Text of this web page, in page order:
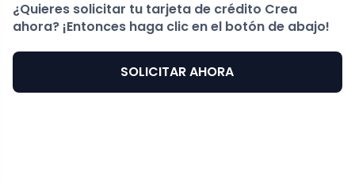
¿Quieres solicitar tu tarjeta de crédito Crea
ahora? ¡Entonces haga clic en el botón de abajo!
SOLICITAR AHORA